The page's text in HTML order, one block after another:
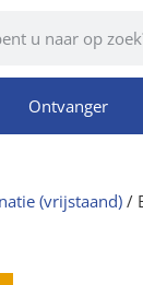
Ontvanger
(vrijstaand)/